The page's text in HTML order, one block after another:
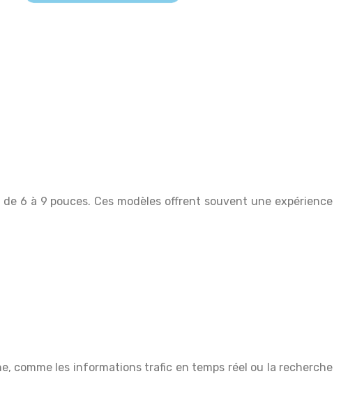
6 à 9 pouces. Ces modèles offrent souvent une expérience
comme les informations trafic en temps réel ou la recherche